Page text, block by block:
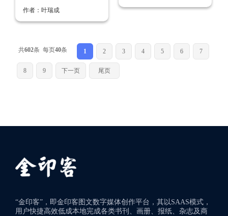
作者：叶瑞成
共602条 每页40条 1 2 3 4 5 6 7
8 9 下一页 尾页
“金印客”，即金印客图文数字媒体创作平台，其以SAAS模式，
用户快捷高效低成本地完成各类书刊、画册、报纸、杂志及商